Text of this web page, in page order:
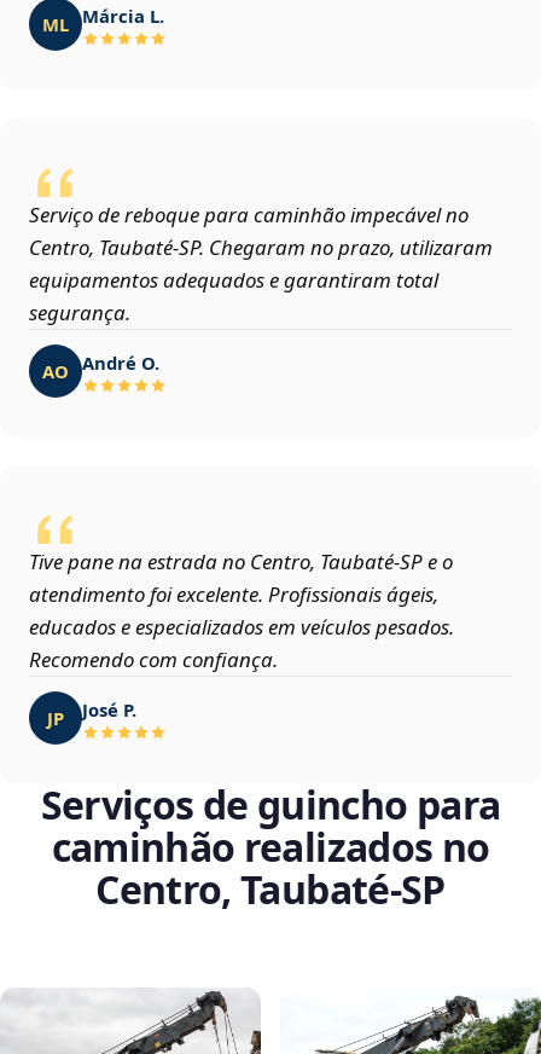
ML Márcia L.
Serviço de reboque para caminhão impecável no
Centro, Taubaté‑SP. Chegaram no prazo, utilizaram
equipamentos adequados e garantiram total
segurança.
AO André O.
Tive pane na estrada no Centro, Taubaté‑SP e o
atendimento foi excelente. Profissionais ágeis,
educados e especializados em veículos pesados.
Recomendo com confiança.
JP José P.
Serviços de guincho para
caminhão realizados no
Centro, Taubaté‑SP